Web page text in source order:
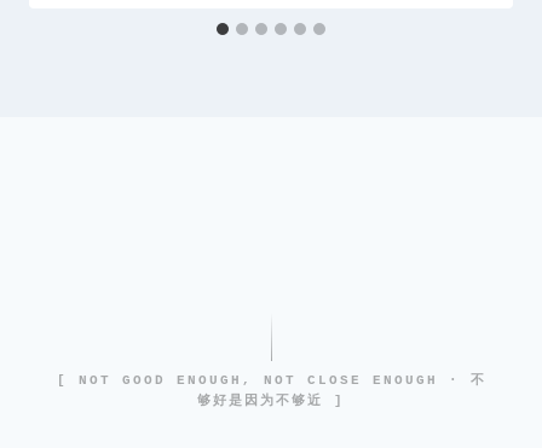
[ NOT GOOD ENOUGH, NOT CLOSE ENOUGH · 不
够好是因为不够近 ]